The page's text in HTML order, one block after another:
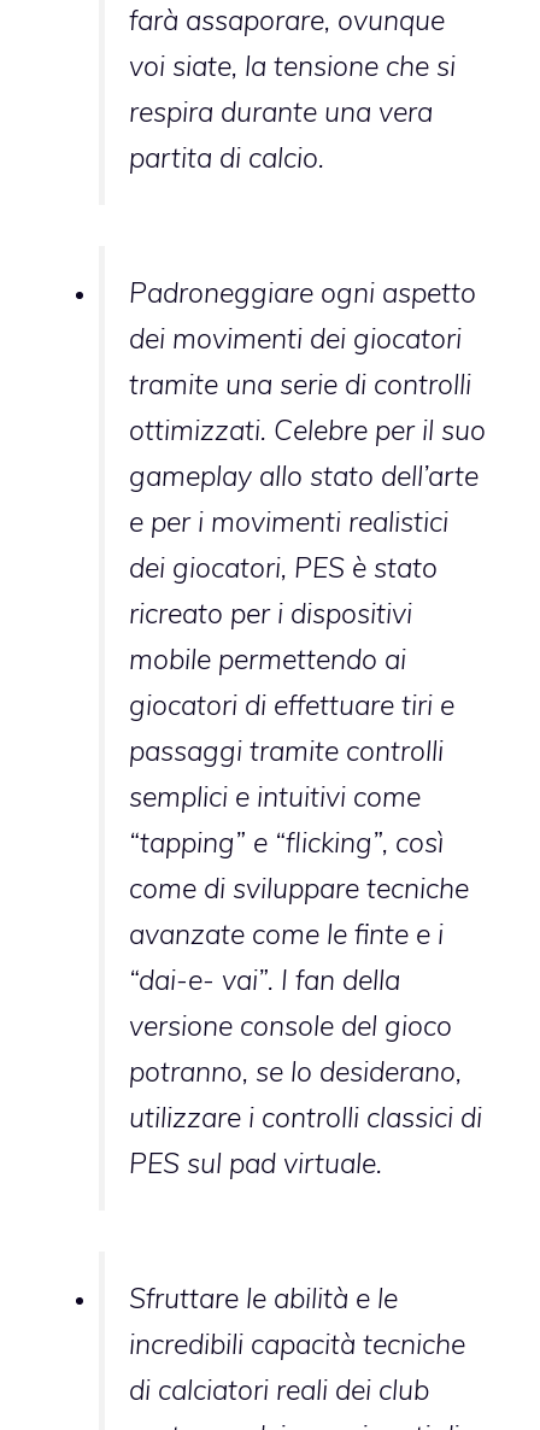
farà assaporare, ovunque
voi siate, la tensione che si
respira durante una vera
partita di calcio.
Padroneggiare ogni aspetto
dei movimenti dei giocatori
tramite una serie di controlli
ottimizzati. Celebre per il suo
gameplay allo stato dell’arte
e per i movimenti realistici
dei giocatori, PES è stato
ricreato per i dispositivi
mobile permettendo ai
giocatori di effettuare tiri e
passaggi tramite controlli
semplici e intuitivi come
“tapping” e “flicking”, così
come di sviluppare tecniche
avanzate come le finte e i
“dai-e- vai”. I fan della
versione console del gioco
potranno, se lo desiderano,
utilizzare i controlli classici di
PES sul pad virtuale.
Sfruttare le abilità e le
incredibili capacità tecniche
di calciatori reali dei club